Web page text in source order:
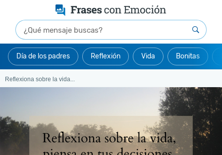
Día de los padres Reflexión Vida Bonitas
Reflexiona sobre la vida...